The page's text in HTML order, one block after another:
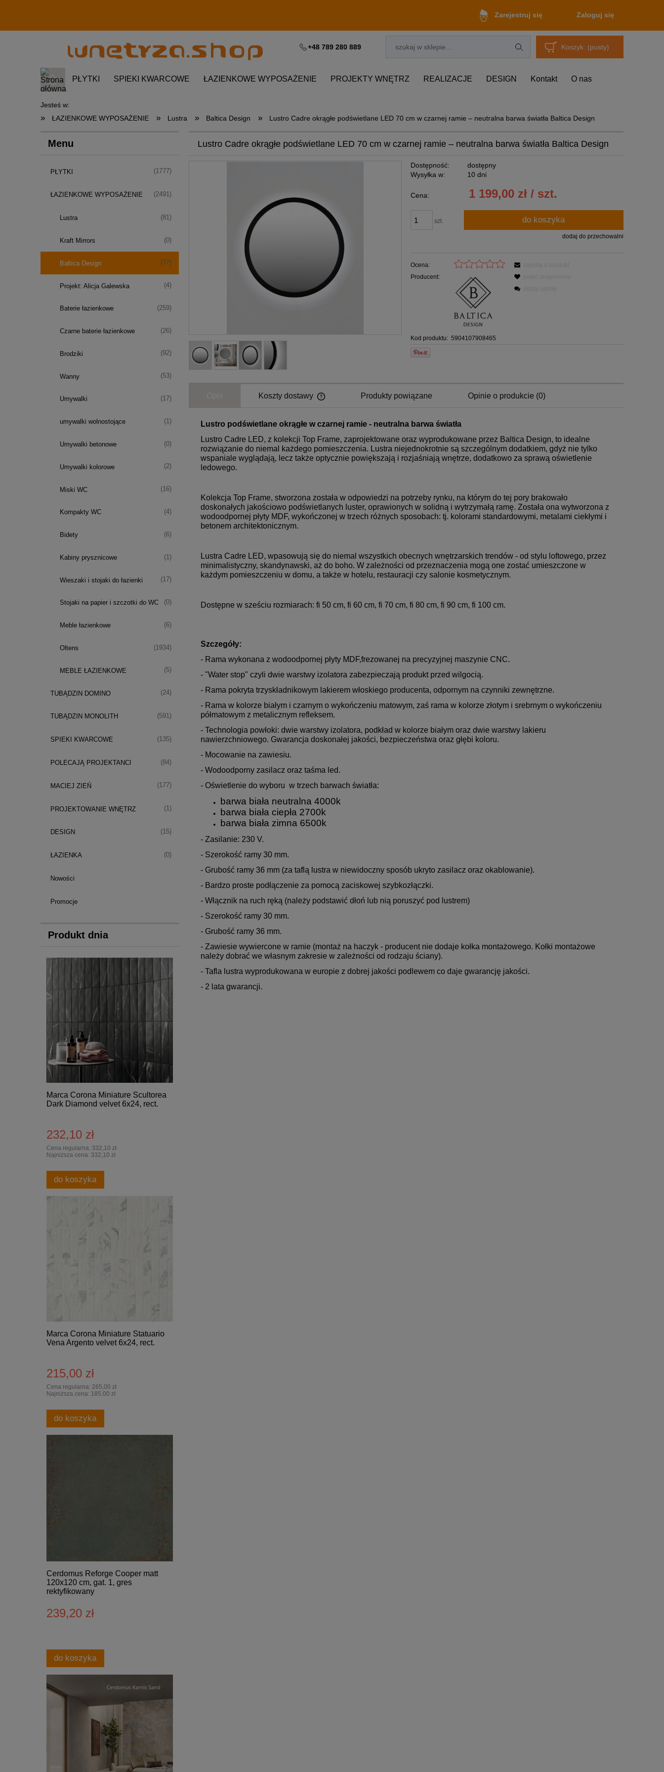
Zarejestruj się Zaloguj się
Koszyk: (pusty)
+48 789 280 889
PŁYTKI SPIEKI KWARCOWE ŁAZIENKOWE WYPOSAŻENIE PROJEKTY WNĘTRZ REALIZACJE DESIGN Kontakt O nas
Jesteś w:
» ŁAZIENKOWE WYPOSAŻENIE » Lustra » Baltica Design » Lustro Cadre okrągłe podświetlane LED 70 cm w czarnej ramie – neutralna barwa światła Baltica Design
Menu
PŁYTKI (1777)
ŁAZIENKOWE WYPOSAŻENIE (2491)
Lustra (81)
Kraft Mirrors (0)
Baltica Design (77)
Projekt: Alicja Galewska (4)
Baterie łazienkowe (259)
Czarne baterie łazienkowe (26)
Brodziki (92)
Wanny (53)
Umywalki (17)
umywalki wolnostojące (1)
Umywalki betonowe (0)
Umywalki kolorowe (2)
Miski WC (16)
Kompakty WC (4)
Bidety (6)
Kabiny prysznicowe (1)
Wieszaki i stojaki do łazienki (17)
Stojaki na papier i szczotki do WC (0)
Meble łazienkowe (6)
Oltens (1934)
MEBLE ŁAZIENKOWE (5)
TUBĄDZIN DOMINO (24)
TUBĄDZIN MONOLITH (591)
SPIEKI KWARCOWE (135)
POLECAJĄ PROJEKTANCI (84)
MACIEJ ZIEŃ (177)
PROJEKTOWANIE WNĘTRZ (1)
DESIGN (15)
ŁAZIENKA (0)
Nowości
Promocje
Produkt dnia
Marca Corona Miniature Scultorea
Dark Diamond velvet 6x24, rect.
232,10 zł
Cena regularna: 332,10 zł
Najniższa cena: 332,10 zł
do koszyka
Marca Corona Miniature Statuario
Vena Argento velvet 6x24, rect.
215,00 zł
Cena regularna: 265,00 zł
Najniższa cena: 185,00 zł
do koszyka
Cerdomus Reforge Cooper matt
120x120 cm, gat. 1, gres
rektyfikowany
239,20 zł
do koszyka
Lustro Cadre okrągłe podświetlane LED 70 cm w czarnej ramie – neutralna barwa światła Baltica Design
Dostępność:
dostępny
Wysyłka w:
10 dni
Cena: 1 199,00 zł / szt.
szt. do koszyka
dodaj do przechowalni
Ocena:
Producent:
Kod produktu: 5904107908465
Koszty dostawy Produkty powiązane Opinie o produkcie (0)
Lustro podświetlane okrągłe w czarnej ramie - neutralna barwa światła
Lustro Cadre LED, z kolekcji Top Frame, zaprojektowane oraz wyprodukowane przez Baltica Design, to idealne
rozwiązanie do niemal każdego pomieszczenia. Lustra niejednokrotnie są szczególnym dodatkiem, gdyż nie tylko
wspaniale wyglądają, lecz także optycznie powiększają i rozjaśniają wnętrze, dodatkowo za sprawą oświetlenie
ledowego.
Kolekcja Top Frame, stworzona została w odpowiedzi na potrzeby rynku, na którym do tej pory brakowało
doskonałych jakościowo podświetlanych luster, oprawionych w solidną i wytrzymałą ramę. Została ona wytworzona z
wodoodpornej płyty MDF, wykończonej w trzech różnych sposobach: tj. kolorami standardowymi, metalami ciekłymi i
betonem architektonicznym.
Lustra Cadre LED, wpasowują się do niemal wszystkich obecnych wnętrzarskich trendów - od stylu loftowego, przez
minimalistyczny, skandynawski, aż do boho. W zależności od przeznaczenia mogą one zostać umieszczone w
każdym pomieszczeniu w domu, a także w hotelu, restauracji czy salonie kosmetycznym.
Dostępne w sześciu rozmiarach: fi 50 cm, fi 60 cm, fi 70 cm, fi 80 cm, fi 90 cm, fi 100 cm.
Szczegóły:
- Rama wykonana z wodoodpornej płyty MDF,frezowanej na precyzyjnej maszynie CNC.
- "Water stop" czyli dwie warstwy izolatora zabezpieczają produkt przed wilgocią.
- Rama pokryta trzyskładnikowym lakierem włoskiego producenta, odpornym na czynniki zewnętrzne.
- Rama w kolorze białym i czarnym o wykończeniu matowym, zaś rama w kolorze złotym i srebrnym o wykończeniu
półmatowym z metalicznym refleksem.
- Technologia powłoki: dwie warstwy izolatora, podkład w kolorze białym oraz dwie warstwy lakieru
nawierzchniowego. Gwarancja doskonałej jakości, bezpieczeństwa oraz głębi koloru.
- Mocowanie na zawiesiu.
- Wodoodporny zasilacz oraz taśma led.
- Oświetlenie do wyboru w trzech barwach światła:
barwa biała neutralna 4000k
barwa biała ciepła 2700k
barwa biała zimna 6500k
- Zasilanie: 230 V.
- Szerokość ramy 30 mm.
- Grubość ramy 36 mm (za taflą lustra w niewidoczny sposób ukryto zasilacz oraz okablowanie).
- Bardzo proste podłączenie za pomocą zaciskowej szybkozłączki.
- Włącznik na ruch ręką (należy podstawić dłoń lub nią poruszyć pod lustrem)
- Szerokość ramy 30 mm.
- Grubość ramy 36 mm.
- Zawiesie wywiercone w ramie (montaż na haczyk - producent nie dodaje kołka montażowego. Kołki montażowe
należy dobrać we własnym zakresie w zależności od rodzaju ściany).
- Tafla lustra wyprodukowana w europie z dobrej jakości podlewem co daje gwarancję jakości.
- 2 lata gwarancji.